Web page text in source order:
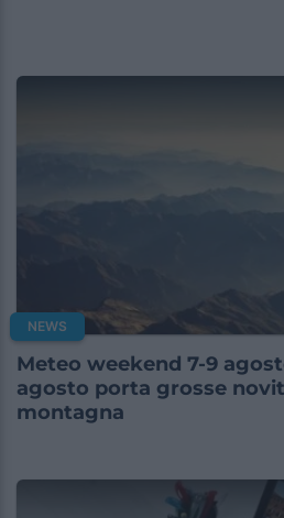
NEWS
Meteo weekend 7-9
agosto porta grosse
montagna